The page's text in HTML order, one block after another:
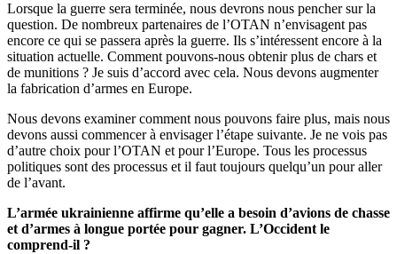
Lorsque la guerre sera terminée, nous devrons nous pencher sur la
question. De nombreux partenaires de l’OTAN n’envisagent pas
encore ce qui se passera après la guerre. Ils s’intéressent encore à la
situation actuelle. Comment pouvons-nous obtenir plus de chars et
de munitions ? Je suis d’accord avec cela. Nous devons augmenter
la fabrication d’armes en Europe.
Nous devons examiner comment nous pouvons faire plus, mais nous
devons aussi commencer à envisager l’étape suivante. Je ne vois pas
d’autre choix pour l’OTAN et pour l’Europe. Tous les processus
politiques sont des processus et il faut toujours quelqu’un pour aller
de l’avant.
L’armée ukrainienne affirme qu’elle a besoin d’avions de chasse
et d’armes à longue portée pour gagner. L’Occident le
comprend-il ?